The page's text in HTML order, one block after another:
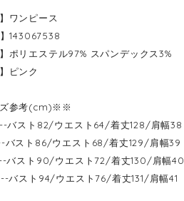
ワンピース
】143067538
ポリエステル97% スパンデックス3%
ピンク
参考(cm)※※
スト82/ウエスト64/着丈128/肩幅38
スト86/ウエスト68/着丈129/肩幅39
スト90/ウエスト72/着丈130/肩幅40
バスト94/ウエスト76/着丈131/肩幅41